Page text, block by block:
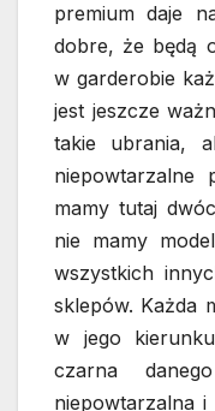
premium daje
dobre, że będą
w garderobie
jest jeszcze
takie ubrania,
niepowtarzalne
mamy tutaj
nie mamy
wszystkich
sklepów. Każda
w jego
czarna
niepowtarzalna